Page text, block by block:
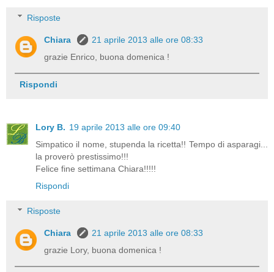
Risposte
Chiara
21 aprile 2013 alle ore 08:33
grazie Enrico, buona domenica !
Rispondi
Lory B. 19 aprile 2013 alle ore 09:40
Simpatico il nome, stupenda la ricetta!! Tempo di asparagi...
la proverò prestissimo!!!
Felice fine settimana Chiara!!!!!
Rispondi
Risposte
Chiara
21 aprile 2013 alle ore 08:33
grazie Lory, buona domenica !